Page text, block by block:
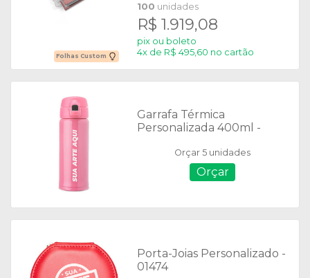
Folhas Custom
100 unidades
R$ 1.919,08
pix ou boleto
4x de R$ 495,60 no cartão
Garrafa Térmica
Personalizada 400ml -
Orçar 5 unidades
Orçar
Porta-Joias Personalizado -
01474